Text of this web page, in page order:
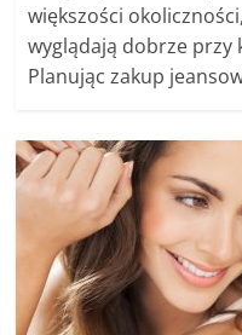
większości
wyglądają dobrze przy
Planując zakup